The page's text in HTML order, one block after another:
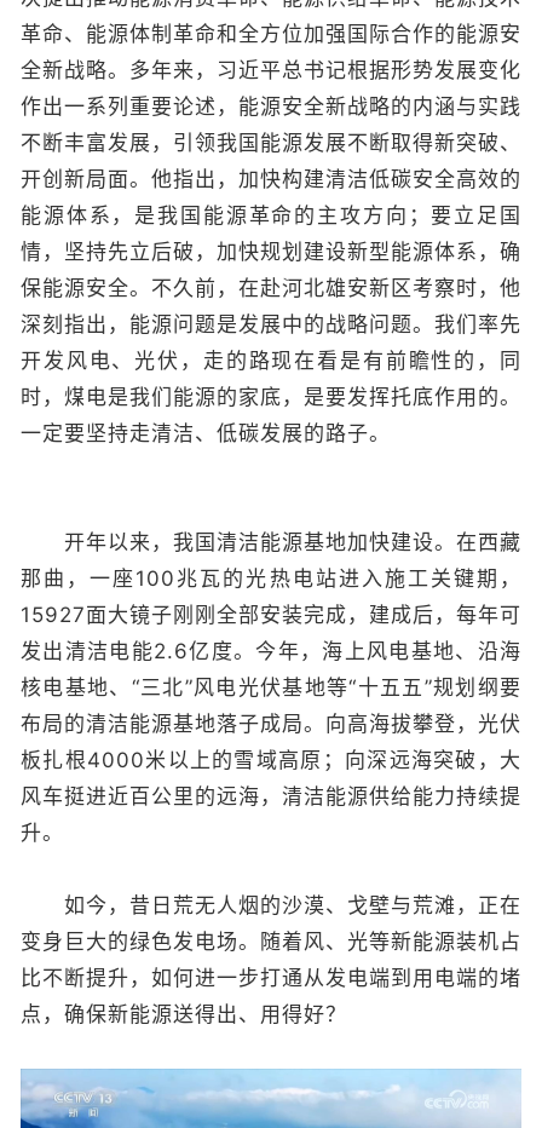
革命、能源体制革命和全方位加强国际合作的能源安
全新战略。多年来，习近平总书记根据形势发展变化
作出一系列重要论述，能源安全新战略的内涵与实践
不断丰富发展，引领我国能源发展不断取得新突破、
开创新局面。他指出，加快构建清洁低碳安全高效的
能源体系，是我国能源革命的主攻方向；要立足国
情，坚持先立后破，加快规划建设新型能源体系，确
保能源安全。不久前，在赴河北雄安新区考察时，他
深刻指出，能源问题是发展中的战略问题。我们率先
开发风电、光伏，走的路现在看是有前瞻性的，同
时，煤电是我们能源的家底，是要发挥托底作用的。
一定要坚持走清洁、低碳发展的路子。
开年以来，我国清洁能源基地加快建设。在西藏
那曲，一座100兆瓦的光热电站进入施工关键期，
15927面大镜子刚刚全部安装完成，建成后，每年可
发出清洁电能2.6亿度。今年，海上风电基地、沿海
核电基地、“三北”风电光伏基地等“十五五”规划纲要
布局的清洁能源基地落子成局。向高海拔攀登，光伏
板扎根4000米以上的雪域高原；向深远海突破，大
风车挺进近百公里的远海，清洁能源供给能力持续提
升。
如今，昔日荒无人烟的沙漠、戈壁与荒滩，正在
变身巨大的绿色发电场。随着风、光等新能源装机占
比不断提升，如何进一步打通从发电端到用电端的堵
点，确保新能源送得出、用得好？